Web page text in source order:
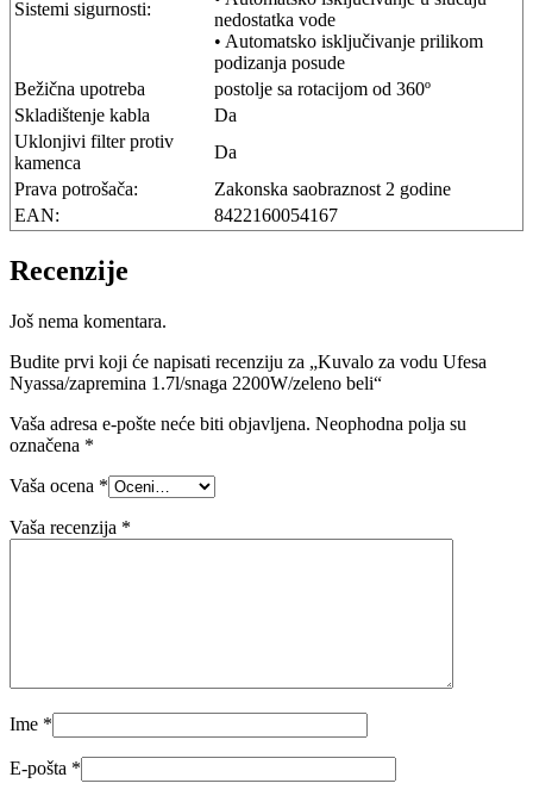
Sistemi sigurnosti:
nedostatka vode
• Automatsko isključivanje prilikom
podizanja posude
Bežična upotreba
postolje sa rotacijom od 360º
Skladištenje kabla
Da
Uklonjivi filter protiv
kamenca
Da
Prava potrošača:
Zakonska saobraznost 2 godine
EAN:
8422160054167
Recenzije
Još nema komentara.
Budite prvi koji će napisati recenziju za „Kuvalo za vodu Ufesa
Nyassa/zapremina 1.7l/snaga 2200W/zeleno beli“
Vaša adresa e-pošte neće biti objavljena. Neophodna polja su
označena *
Vaša ocena *
Vaša recenzija *
Ime *
E-pošta *